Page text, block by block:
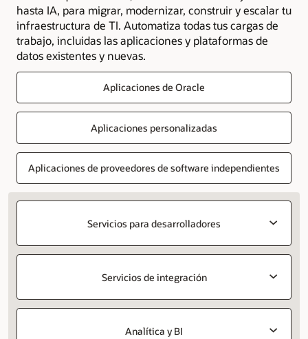
hasta IA, para migrar, modernizar, construir y escalar tu
infraestructura de TI. Automatiza todas tus cargas de
trabajo, incluidas las aplicaciones y plataformas de
datos existentes y nuevas.
Aplicaciones de Oracle
Aplicaciones personalizadas
Aplicaciones de proveedores de software independientes
Servicios para desarrolladores
Servicios de integración
Analítica y BI